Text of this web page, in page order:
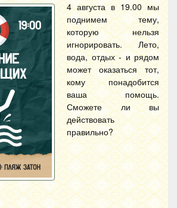
4 августа в 19.00 мы
поднимем тему,
которую нельзя
игнорировать. Лето,
вода, отдых - и рядом
может оказаться тот,
кому понадобится
ваша помощь.
Сможете ли вы
действовать
правильно?